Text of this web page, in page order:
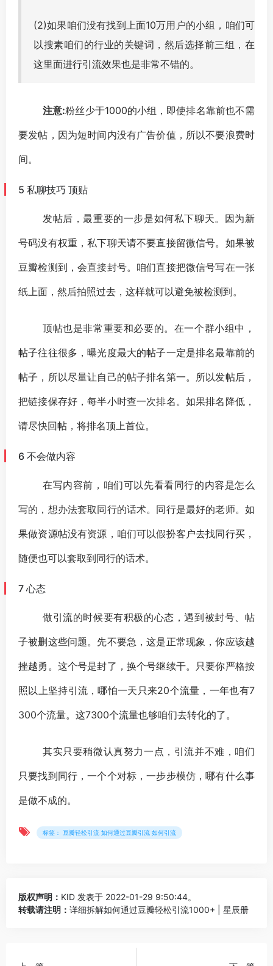
(2)如果咱们没有找到上面10万用户的小组，咱们可
以搜素咱们的行业的关键词，然后选择前三组，在
这里面进行引流效果也是非常不错的。
注意:粉丝少于1000的小组，即使排名靠前也不需
要发帖，因为短时间内没有广告价值，所以不要浪费时
间。
5 私聊技巧 顶贴
发帖后，最重要的一步是如何私下聊天。因为新
号码没有权重，私下聊天请不要直接留微信号。如果被
豆瓣检测到，会直接封号。咱们直接把微信号写在一张
纸上面，然后拍照过去，这样就可以避免被检测到。
顶帖也是非常重要和必要的。在一个群小组中，
帖子往往很多，曝光度最大的帖子一定是排名最靠前的
帖子，所以尽量让自己的帖子排名第一。所以发帖后，
把链接保存好，每半小时查一次排名。如果排名降低，
请尽快回帖，将排名顶上首位。
6 不会做内容
在写内容前，咱们可以先看看同行的内容是怎么
写的，想办法套取同行的话术。同行是最好的老师。如
果做资源帖没有资源，咱们可以假扮客户去找同行买，
随便也可以套取到同行的话术。
7 心态
做引流的时候要有积极的心态，遇到被封号、帖
子被删这些问题。先不要急，这是正常现象，你应该越
挫越勇。这个号是封了，换个号继续干。只要你严格按
照以上坚持引流，哪怕一天只来20个流量，一年也有7
300个流量。这7300个流量也够咱们去转化的了。
其实只要稍微认真努力一点，引流并不难，咱们
只要找到同行，一个个对标，一步步模仿，哪有什么事
是做不成的。
标签： 豆瓣轻松引流 如何通过豆瓣引流 如何引流
版权声明： KID 发表于 2022-01-29 9:50:44。
转载请注明： 详细拆解如何通过豆瓣轻松引流1000+ | 星辰册